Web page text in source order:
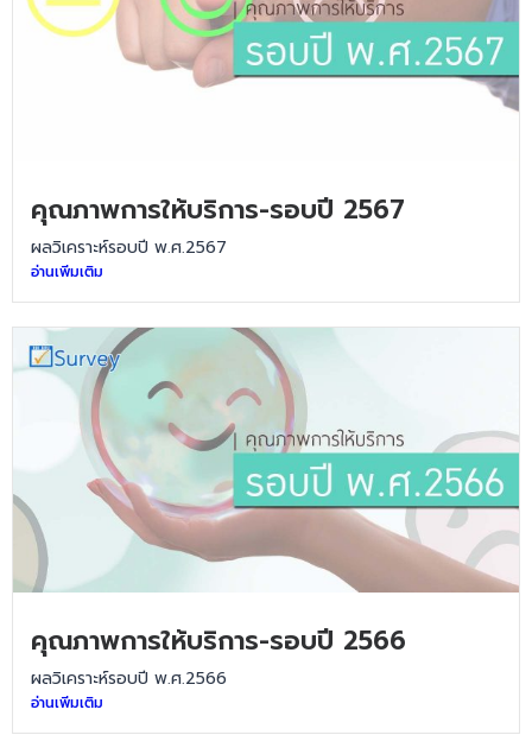
คุณภาพการให้บริการ-รอบปี 2567
ผลวิเคราะห์รอบปี พ.ศ.2567
อ่านเพิ่มเติม
คุณภาพการให้บริการ-รอบปี 2566
ผลวิเคราะห์รอบปี พ.ศ.2566
อ่านเพิ่มเติม